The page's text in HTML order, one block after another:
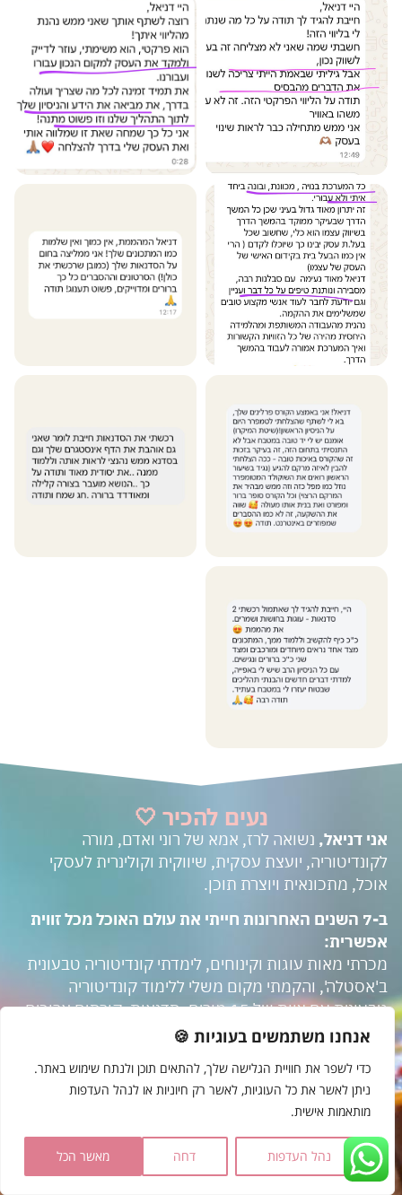
אנחנו משתמשים בעוגיות 🍪
כדי לשפר את חוויית הגלישה שלך, להתאים תוכן ולנתח שימוש באתר.
ניתן לאשר את כל העוגיות, לאשר רק חיוניות או לנהל העדפות
מותאמות אישית.
נהל העדפות דחה מאשר הכל
נעים להכיר 🤍
אני דניאל, נשואה לרז, אמא של רוני ואדם, מורה
לקונדיטוריה, יועצת עסקית, שיווקית וקולינרית לעסקי
אוכל, מתכונאית ויוצרת תוכן.
ב-7 השנים האחרונות חייתי את עולם האוכל מכל זווית
אפשרית:
מכרתי מאות עוגות וקינוחים, לימדתי קונדיטוריה טבעונית
ב'אסטלה', והקמתי מקום משלי ללימוד קונדיטוריה
טבעונית עם צוות של 15 מורים, סדנאות, קורסים ארוכים
ותפעול מלא של עסק שעובד בפול גז כל יום.
במקביל התחלתי ללוות בעלי עסקים בתחום האוכל:
קונדיטוריות, מנחי סדנאות, עגלות קפה ובתי עסק קטנים,
ועזרתי להם לדייק תפריטים, לתמחר נכון, לבנות תהליכי
עבודה, לייצר שיווק אפקטיבי ולהפוך את העסק שלהם
למשהו שהם גאים בו (וגם מרוויח כמו שצריך).